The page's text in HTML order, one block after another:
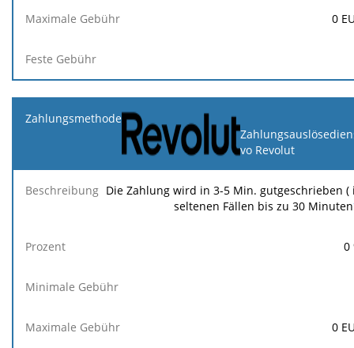
0
vo Revolut
Die Zahlung wird in 3-5 Min. gutgeschrieben (
seltenen Fällen bis zu 30 Minuten
0
0